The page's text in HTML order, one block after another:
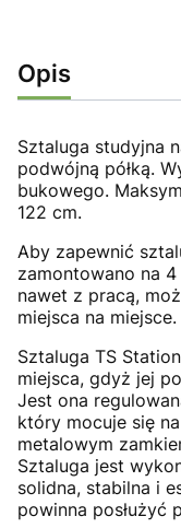
Opis
Sztaluga studyjna
podwójną półką.
bukowego.
122 cm.
Aby zapewnić
zamontowano na
nawet z pracą,
miejsca na miejsce.
Sztaluga TS
miejsca, gdyż jej
Jest ona
który mocuje się
metalowym
Sztaluga jest
solidna, stabilna i
powinna posłużyć